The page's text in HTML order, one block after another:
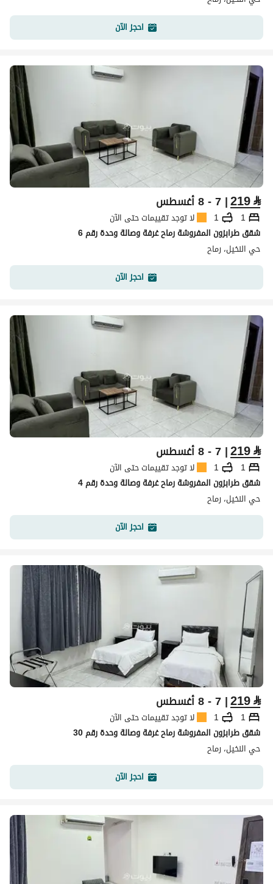
احجز الآن
⃁
219| 7 - 8 أغسطس
1
1
لا توجد تقييمات حتى الآن
شقق طرابزون المفروشة رماح غرفة وصالة وحدة رقم 6
حي النخيل، رماح
احجز الآن
⃁
219| 7 - 8 أغسطس
1
1
لا توجد تقييمات حتى الآن
شقق طرابزون المفروشة رماح غرفة وصالة وحدة رقم 4
حي النخيل، رماح
احجز الآن
⃁
219| 7 - 8 أغسطس
1
1
لا توجد تقييمات حتى الآن
شقق طرابزون المفروشة رماح غرفة وصالة وحدة رقم 30
حي النخيل، رماح
احجز الآن